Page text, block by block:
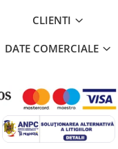
CLIENTI
DATE COMERCIALE